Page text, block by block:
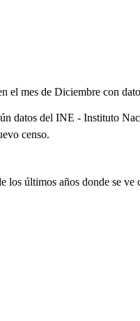
mes de Diciembre con
datos del INE - Instituto
censo.
los últimos años donde se